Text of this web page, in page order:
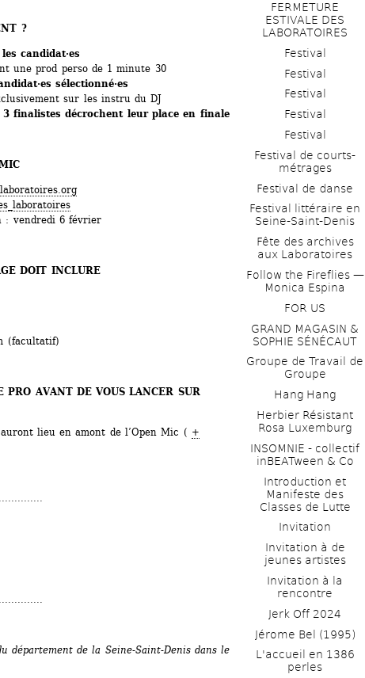
?
candidat·es
une prod perso de 1 minute 30
sélectionné·es
sur les instru du DJ
finalistes décrochent leur place en finale
: vendredi 6 février
DOIT INCLURE
(facultatif)
PRO AVANT DE VOUS LANCER SUR
lieu en amont de l’Open Mic ( +
département de la Seine-Saint-Denis dans le
FERMETURE
ESTIVALE DES
LABORATOIRES
Festival
Festival
Festival
Festival
Festival
Festival de courts-
métrages
Festival de danse
Festival littéraire en
Seine-Saint-Denis
Fête des archives
aux Laboratoires
Follow the Fireflies —
Monica Espina
FOR US
GRAND MAGASIN &
SOPHIE SÉNÉCAUT
Groupe de Travail de
Groupe
Hang Hang
Herbier Résistant
Rosa Luxemburg
INSOMNIE - collectif
inBEATween & Co
Introduction et
Manifeste des
Classes de Lutte
Invitation
Invitation à de
jeunes artistes
Invitation à la
rencontre
Jerk Off 2024
Jérome Bel (1995)
L'accueil en 1386
perles